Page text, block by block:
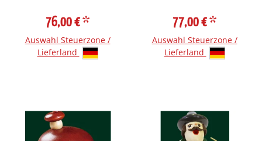
76,00 €*
Auswahl Steuerzone /
Lieferland
77,00 €*
Auswahl Steuerzone /
Lieferland